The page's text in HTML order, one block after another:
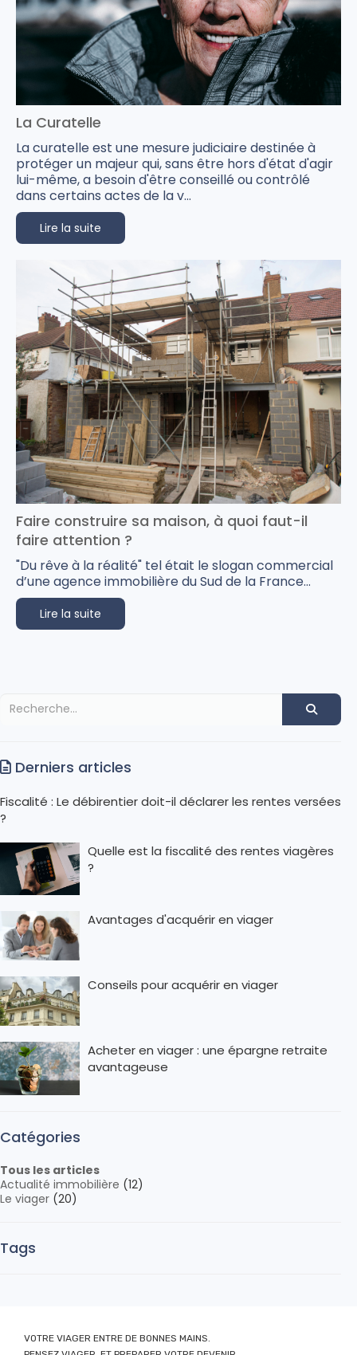
La Curatelle
La curatelle est une mesure judiciaire destinée à
protéger un majeur qui, sans être hors d'état d'agir
lui-même, a besoin d'être conseillé ou contrôlé
dans certains actes de la v...
Lire la suite
Faire construire sa maison, à quoi faut-il
faire attention ?
"Du rêve à la réalité" tel était le slogan commercial
d’une agence immobilière du Sud de la France...
Lire la suite
Derniers articles
Fiscalité : Le débirentier doit-il déclarer les rentes versées
?
Quelle est la fiscalité des rentes viagères
?
Avantages d'acquérir en viager
Conseils pour acquérir en viager
Acheter en viager : une épargne retraite
avantageuse
Catégories
Tous les articles
Actualité immobilière (12)
Le viager (20)
Tags
VOTRE VIAGER ENTRE DE BONNES MAINS.